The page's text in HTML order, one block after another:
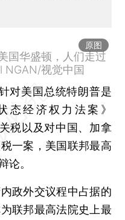
原图
国华盛顿，人们走过
NGAN/视觉中国
对美国总统特朗普是
态经济权力法案》
税以及对中国、加拿
一案，美国联邦最高
论。
外交议程中占据的
联邦最高法院史上最